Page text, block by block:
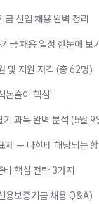
신입 채용 완벽 정리
금 채용 일정 한눈에 보
및 지원 자격 (총 62명)
논술이 핵심!
과목 완벽 분석 (5월 9
제 — 나한테 해당되는
핵심 전략 3가지
용보증기금 채용 Q&A)